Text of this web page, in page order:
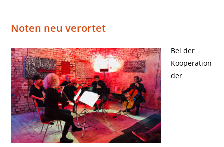
Noten neu verortet
Bei der
Kooperation
der